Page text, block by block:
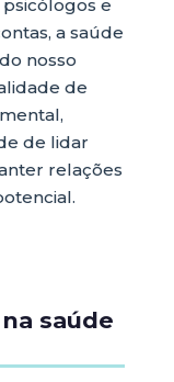
e
a saúde
nosso
de
de lidar
relações
saúde